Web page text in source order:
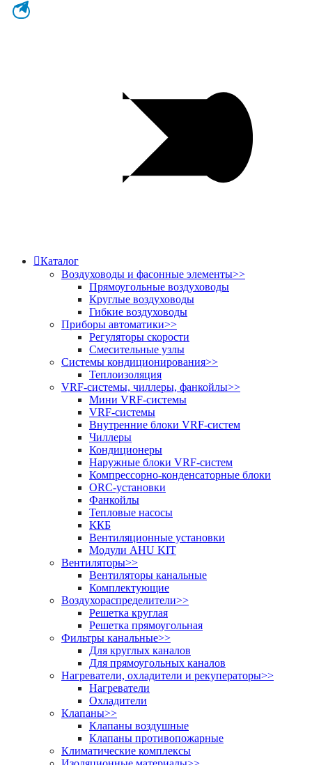
Каталог
Воздуховоды и фасонные элементы>>
Прямоугольные воздуховоды
Круглые воздуховоды
Гибкие воздуховоды
Приборы автоматики>>
Регуляторы скорости
Смесительные узлы
Системы кондиционирования>>
Теплоизоляция
VRF-системы, чиллеры, фанкойлы>>
Мини VRF-системы
VRF-системы
Внутренние блоки VRF-систем
Чиллеры
Кондиционеры
Наружные блоки VRF-систем
Компрессорно-конденсаторные блоки
ORC-установки
Фанкойлы
Тепловые насосы
ККБ
Вентиляционные установки
Модули AHU KIT
Вентиляторы>>
Вентиляторы канальные
Комплектующие
Воздухораспределители>>
Решетка круглая
Решетка прямоугольная
Фильтры канальные>>
Для круглых каналов
Для прямоугольных каналов
Нагреватели, охладители и рекуператоры>>
Нагреватели
Охладители
Клапаны>>
Клапаны воздушные
Клапаны противопожарные
Климатические комплексы